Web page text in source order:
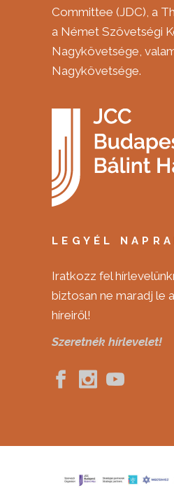
Committee (JDC), a
a Német Szövetségi
Nagykövetsége,
Nagykövetsége.
LEGYÉL
Iratkozz fel
biztosan ne maradj le
híreiről!
Szeretnék hírlevelet!